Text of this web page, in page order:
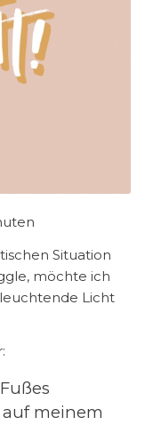
Situation
möchte ich
Licht
meinem